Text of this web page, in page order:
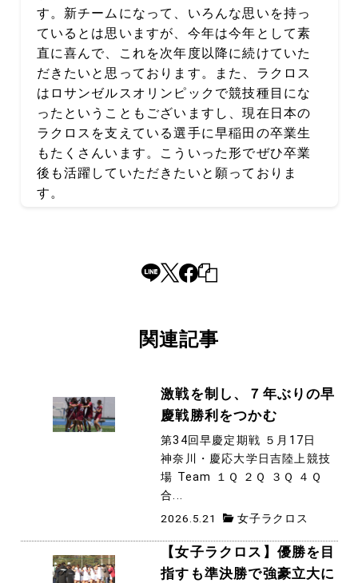
す。新チームになって、いろんな思いを持っ
ているとは思いますが、今年は今年として素
直に喜んで、これを次年度以降に続けていた
だきたいと思っております。また、ラクロス
はロサンゼルスオリンピックで競技種目にな
ったということもございますし、現在日本の
ラクロスを支えている選手に早稲田の卒業生
もたくさんいます。こういった形でぜひ卒業
後も活躍していただきたいと願っておりま
す。
関連記事
激戦を制し、７年ぶりの早
慶戦勝利をつかむ
第34回早慶定期戦 ５月17日
神奈川・慶応大学日吉陸上競技
場 Team １Ｑ ２Ｑ ３Ｑ ４Ｑ
合...
2026.5.21 女子ラクロス
【女子ラクロス】優勝を目
指すも準決勝で強豪立大に